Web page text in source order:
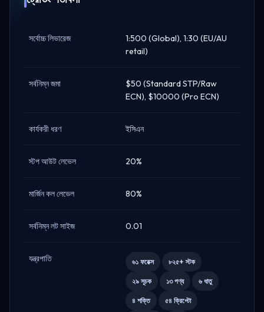
সর্বোচ্চ লিভারেজ
1:500 (Global), 1:30 (EU/AU
retail)
সর্বনিম্ন জমা
$50 (Standard STP/Raw
ECN), $10000 (Pro ECN)
কার্যকরী ধরণ ইসিএন
স্টপ আউট লেভেল 20%
মার্জিন কল লেভেল 80%
সর্বনিম্ন লট সাইজ 0.01
যন্ত্রপাতি ৬১ ফরেক্স ৮২৫+ স্টক
২৯ সূচক ১৩ পণ্য ৬ ধাতু
৪ শক্তি ৫৪ ক্রিপ্টো